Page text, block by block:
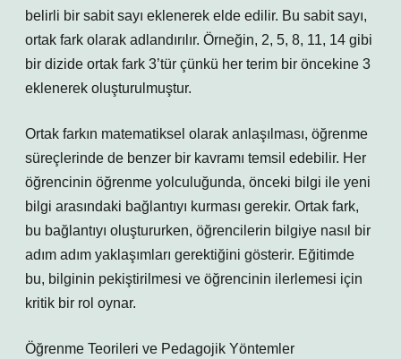
belirli bir sabit sayı eklenerek elde edilir. Bu sabit sayı,
ortak fark olarak adlandırılır. Örneğin, 2, 5, 8, 11, 14 gibi
bir dizide ortak fark 3’tür çünkü her terim bir öncekine 3
eklenerek oluşturulmuştur.
Ortak farkın matematiksel olarak anlaşılması, öğrenme
süreçlerinde de benzer bir kavramı temsil edebilir. Her
öğrencinin öğrenme yolculuğunda, önceki bilgi ile yeni
bilgi arasındaki bağlantıyı kurması gerekir. Ortak fark,
bu bağlantıyı oluştururken, öğrencilerin bilgiye nasıl bir
adım adım yaklaşımları gerektiğini gösterir. Eğitimde
bu, bilginin pekiştirilmesi ve öğrencinin ilerlemesi için
kritik bir rol oynar.
Öğrenme Teorileri ve Pedagojik Yöntemler